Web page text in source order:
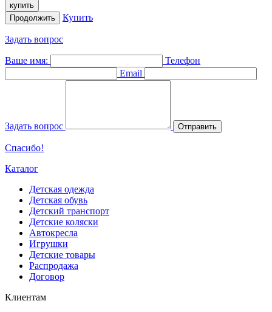
купить
Продолжить
Купить
Задать вопрос
Ваше имя:
Телефон
Email
Задать вопрос Отправить
Спасибо!
Каталог
Детская одежда
Детская обувь
Детский транспорт
Детские коляски
Автокресла
Игрушки
Детские товары
Распродажа
Договор
Клиентам